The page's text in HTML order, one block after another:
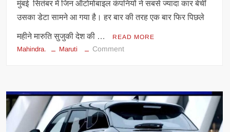
ड्राइव
मुंबई सितंबर में जिन ऑटोमोबाइल कंपनियों ने सबसे ज्यादा कार बेचीं
उसका डेटा सामने आ गया है। हर बार की तरह एक बार फिर पिछले
महीने मारुति सुजुकी देश की … READ MORE
Mahindra. Maruti Commenton
बावजूद
से